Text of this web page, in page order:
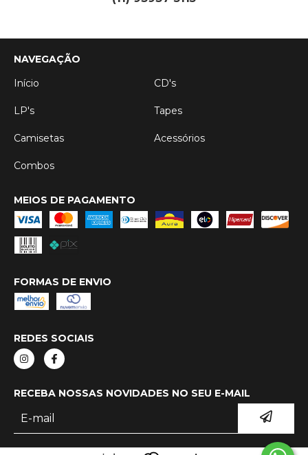
NAVEGAÇÃO
Início
CD's
LP's Tapes
Camisetas Acessórios
Combos
MEIOS DE PAGAMENTO
FORMAS DE ENVIO
REDES SOCIAIS
RECEBA NOSSAS NOVIDADES NO SEU E-MAIL